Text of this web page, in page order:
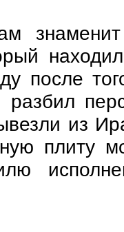
после
из
плиту